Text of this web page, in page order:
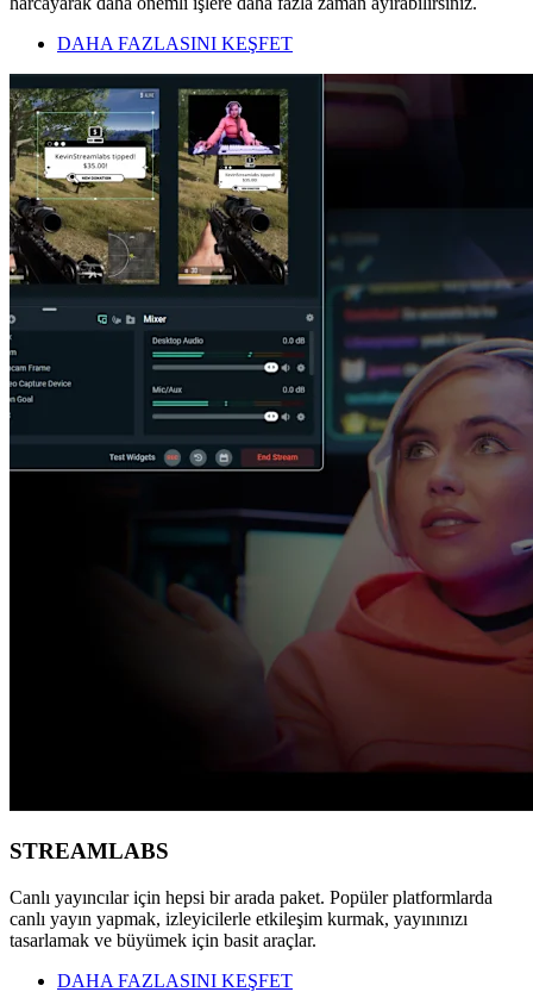
DAHA FAZLASINI KEŞFET
STREAMLABS
Canlı yayıncılar için hepsi bir arada paket. Popüler platformlarda
canlı yayın yapmak, izleyicilerle etkileşim kurmak, yayınınızı
tasarlamak ve büyümek için basit araçlar.
DAHA FAZLASINI KEŞFET